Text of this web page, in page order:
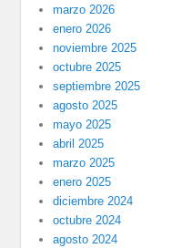
marzo 2026
enero 2026
noviembre 2025
octubre 2025
septiembre 2025
agosto 2025
mayo 2025
abril 2025
marzo 2025
enero 2025
diciembre 2024
octubre 2024
agosto 2024